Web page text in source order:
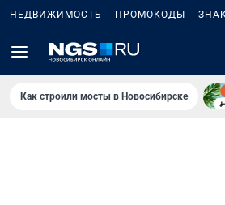
НЕДВИЖИМОСТЬ ПРОМОКОДЫ
Как строили мосты в Новосибирске